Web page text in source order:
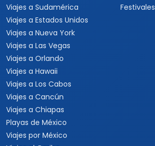
Viajes a Sudamérica
Viajes a Estados Unidos
Viajes a Nueva York
Viajes a Las Vegas
Viajes a Orlando
Viajes a Hawaii
Viajes a Los Cabos
Viajes a Cancún
Viajes a Chiapas
Playas de México
Viajes por México
Festivales